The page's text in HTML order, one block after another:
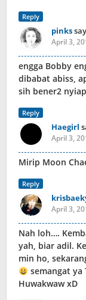
Reply
pinks
April 3,
engga Bobby
dibabat abiss,
sih bener2
Reply
Haegirl
April 3,
Mirip Moon
Reply
April 3,
Nah loh….
yah, biar adil.
min ho,
semangat ya
Huwakwaw xD